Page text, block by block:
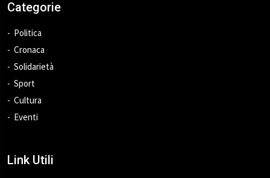
Categorie
Politica
Cronaca
Solidarietà
Sport
Cultura
Eventi
Link Utili